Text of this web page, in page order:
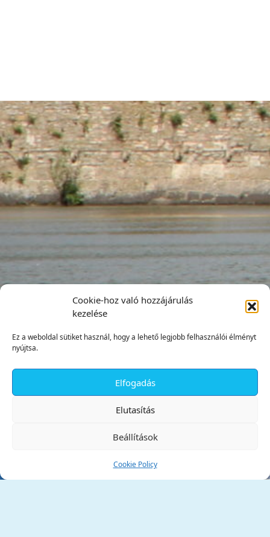
Cookie-hoz való hozzájárulás
kezelése
Ez a weboldal sütiket használ, hogy a lehető legjobb felhasználói élményt
nyújtsa.
Elfogadás
Elutasítás
Beállítások
Cookie Policy
Tata Város Önkormányzata
✕